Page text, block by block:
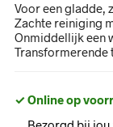
Voor een gladde,
Zachte reiniging
Onmiddellijk een
✓ Online op